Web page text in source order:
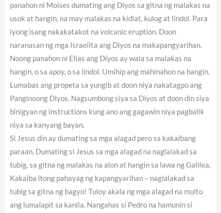
panahon ni Moises dumating ang Diyos sa gitna ng malakas na
usok at hangin, na may malakas na kidlat, kulog at lindol. Para
iyong isang nakakatakot na volcanic eruption. Doon
naranasan ng mga Israelita ang Diyos na makapangyarihan.
Noong panahon ni Elias ang Diyos ay wala sa malakas na
hangin, o sa apoy, o sa lindol. Umihip ang mahinahon na hangin.
Lumabas ang propeta sa yungib at doon niya nakatagpo ang
Panginoong Diyos. Nagsumbong siya sa Diyos at doon din siya
binigyan ng instructions kung ano ang gagawin niya pagbalik
niya sa kanyang bayan.
Si Jesus din ay dumating sa mga alagad pero sa kakaibang
paraan. Dumating si Jesus sa mga alagad na naglalakad sa
tubig, sa gitna ng malakas na alon at hangin sa lawa ng Galilea.
Kakaiba itong pahayag ng kapangyarihan – naglalakad sa
tubig sa gitna ng bagyo! Tuloy akala ng mga alagad na multo
ang lumalapit sa kanila. Nangahas si Pedro na hamunin si